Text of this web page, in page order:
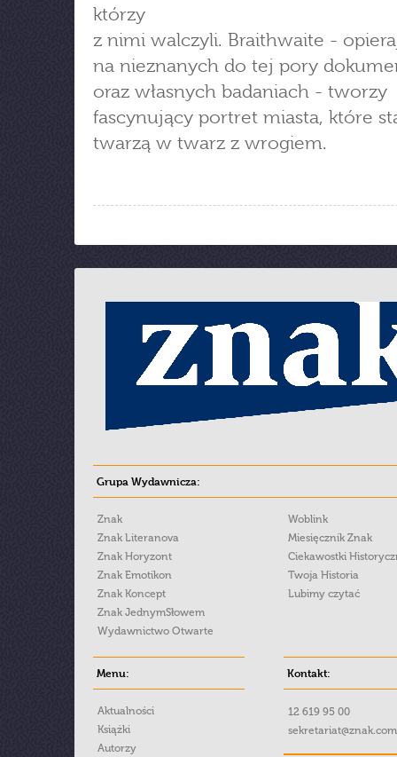
którzy
z nimi walczyli. Braithwaite -
na nieznanych do tej pory
oraz własnych badaniach - tworzy
fascynujący portret miasta, które
twarzą w twarz z wrogiem.
Grupa Wydawnicza:
Znak
Znak Literanova
Znak Horyzont
Znak Emotikon
Znak Koncept
Znak JednymSłowem
Wydawnictwo Otwarte
Woblink
Miesięcznik Znak
Ciekawostki
Twoja Historia
Lubimy czytać
Menu:
Aktualności
Książki
Autorzy
Kontakt:
12 619 95 00